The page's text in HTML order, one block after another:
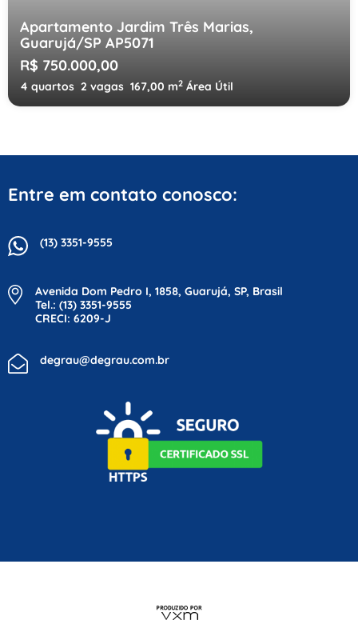
Apartamento Jardim Três Marias,
Guarujá/SP AP5071
R$ 750.000,00
4 quartos 2 vagas 167,00 m2 Área Útil
Entre em contato conosco:
(13) 3351-9555
Avenida Dom Pedro I, 1858, Guarujá, SP, Brasil
Tel.: (13) 3351-9555
CRECI: 6209-J
degrau@degrau.com.br